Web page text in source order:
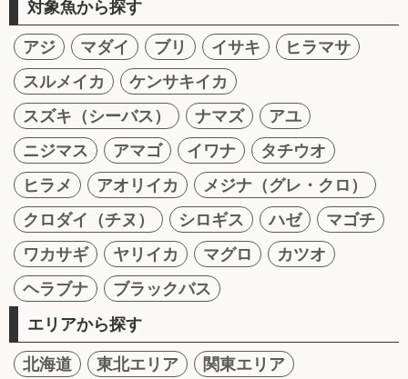
対象魚から探す
アジ マダイ ブリ イサキ
ヒラマサ
スルメイカ
ケンサキイカ
スズキ（シーバス）
ナマズ
アユ
ニジマス
アマゴ イワナ
タチウオ
ヒラメ
アオリイカ
メジナ（グレ・クロ）
クロダイ（チヌ）
シロギス ハゼ
マゴチ
ワカサギ
ヤリイカ マグロ
カツオ
ヘラブナ
ブラックバス
エリアから探す
北海道 東北エリア
関東エリア